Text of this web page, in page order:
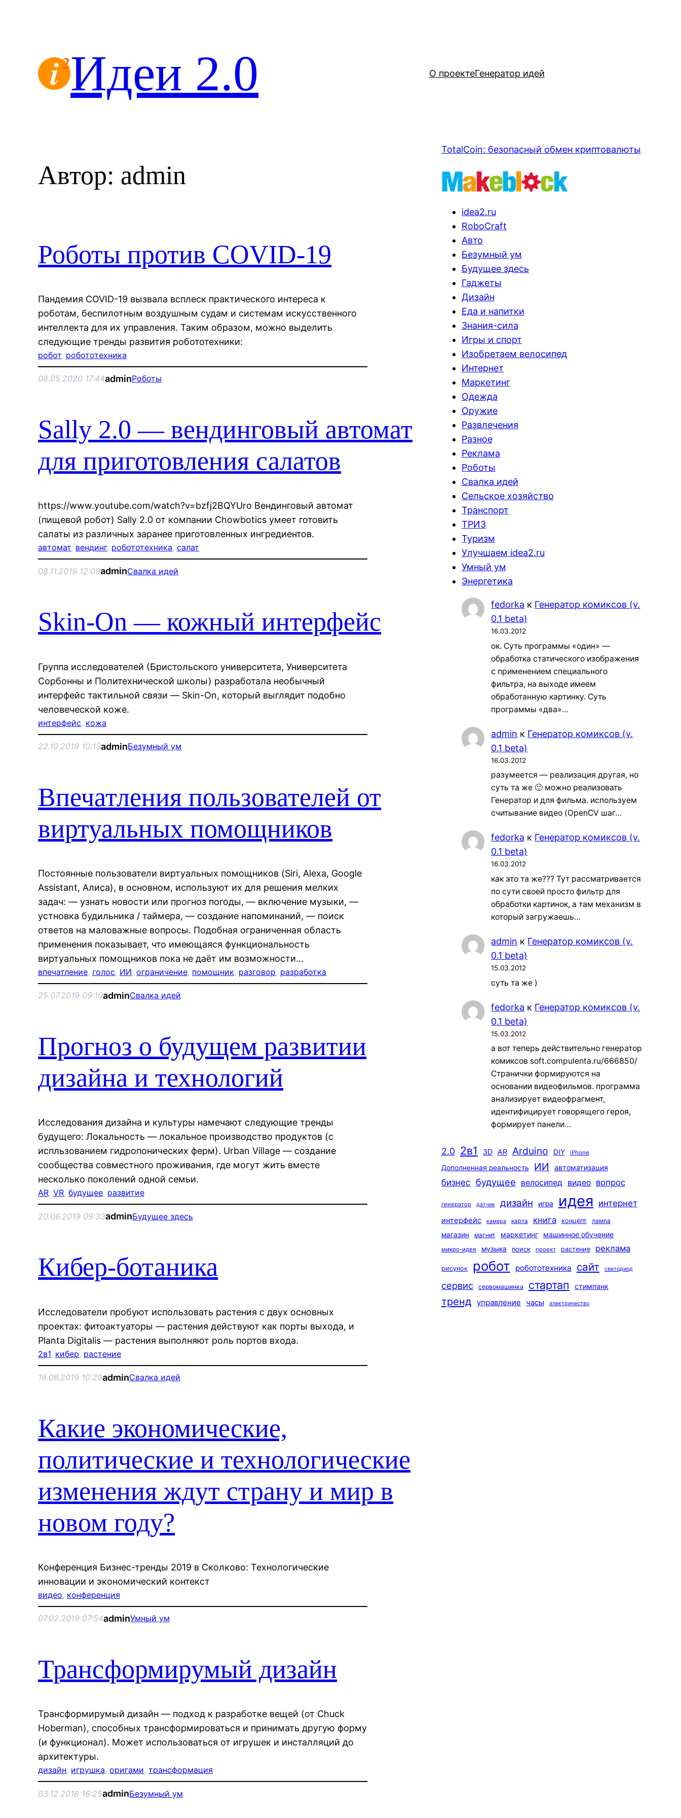
Идеи 2.0 О проектеГенератор идей
Автор: admin
Роботы против COVID-19
Пандемия COVID-19 вызвала всплеск практического интереса к
роботам, беспилотным воздушным судам и системам искусственного
интеллекта для их управления. Таким образом, можно выделить
следующие тренды развития робототехники:
робот, робототехника
08.05.2020 17:44adminРоботы
Sally 2.0 — вендинговый автомат
для приготовления салатов
https://www.youtube.com/watch?v=bzfj2BQYUro Вендинговый автомат
(пищевой робот) Sally 2.0 от компании Chowbotics умеет готовить
салаты из различных заранее приготовленных ингредиентов.
автомат, вендинг, робототехника, салат
08.11.2019 12:09adminСвалка идей
Skin-On — кожный интерфейс
Группа исследователей (Бристольского университета, Университета
Сорбонны и Политехнической школы) разработала необычный
интерфейс тактильной связи — Skin-On, который выглядит подобно
человеческой коже.
интерфейс, кожа
22.10.2019 10:13adminБезумный ум
Впечатления пользователей от
виртуальных помощников
Постоянные пользователи виртуальных помощников (Siri, Alexa, Google
Assistant, Алиса), в основном, используют их для решения мелких
задач: — узнать новости или прогноз погоды, — включение музыки, —
устновка будильника / таймера, — создание напоминаний, — поиск
ответов на маловажные вопросы. Подобная ограниченная область
применения показывает, что имеющаяся функциональность
виртуальных помощников пока не даёт им возможности…
впечатление, голос, ИИ, ограничение, помощник, разговор, разработка
25.07.2019 09:10adminСвалка идей
Прогноз о будущем развитии
дизайна и технологий
Исследования дизайна и культуры намечают следующие тренды
будущего: Локальность — локальное производство продуктов (с
испльзованием гидропонических ферм). Urban Village — создание
сообщества совместного проживания, где могут жить вместе
несколько поколений одной семьи.
AR, VR, будущее, развитие
20.06.2019 09:33adminБудущее здесь
Кибер-ботаника
Исследователи пробуют использовать растения с двух основных
проектах: фитоактуаторы — растения действуют как порты выхода, и
Planta Digitalis — растения выполняют роль портов входа.
2в1, кибер, растение
18.06.2019 10:29adminСвалка идей
Какие экономические,
политические и технологические
изменения ждут страну и мир в
новом году?
Конференция Бизнес-тренды 2019 в Сколково: Технологические
инновации и экономический контекст
видео, конференция
07.02.2019 07:54adminУмный ум
Трансформирумый дизайн
Трансформирумый дизайн — подход к разработке вещей (от Chuck
Hoberman), способных трансформироваться и принимать другую форму
(и функционал). Может использоваться от игрушек и инсталляций до
архитектуры.
дизайн, игрушка, оригами, трансформация
03.12.2018 16:25adminБезумный ум
TotalCoin: безопасный обмен криптовалюты
idea2.ru
RoboCraft
Авто
Безумный ум
Будущее здесь
Гаджеты
Дизайн
Еда и напитки
Знания-сила
Игры и спорт
Изобретаем велосипед
Интернет
Маркетинг
Одежда
Оружие
Развлечения
Разное
Реклама
Роботы
Свалка идей
Сельское хозяйство
Транспорт
ТРИЗ
Туризм
Улучшаем idea2.ru
Умный ум
Энергетика
fedorka к Генератор комиксов (v.
0.1 beta)
16.03.2012
ок. Суть программы «один» —
обработка статического изображения
с применением специального
фильтра, на выходе имеем
обработанную картинку. Суть
программы «два»…
admin к Генератор комиксов (v.
0.1 beta)
16.03.2012
разумеется — реализация другая, но
суть та же 🙂 можно реализовать
Генератор и для фильма. используем
считывание видео (OpenCV шаг…
fedorka к Генератор комиксов (v.
0.1 beta)
16.03.2012
как это та же??? Тут рассматривается
по сути своей просто фильтр для
обработки картинок, а там механизм в
который загружаешь…
admin к Генератор комиксов (v.
0.1 beta)
15.03.2012
суть та же )
fedorka к Генератор комиксов (v.
0.1 beta)
15.03.2012
а вот теперь действительно генератор
комиксов soft.compulenta.ru/666850/
Странички формируются на
основании видеофильмов. программа
анализирует видеофрагмент,
идентифицирует говорящего героя,
формирует панели…
2.0 2в1 3D AR Arduino DIY iPhone
Дополненная реальность ИИ автоматизация
бизнес будущее велосипед видео вопрос
генератор датчик дизайн игра идея интернет
интерфейс камера карта книга концепт лампа
магазин магнит маркетинг машинное обучение
микро-идея музыка поиск проект растение реклама
рисунок робот робототехника сайт светодиод
сервис сервомашинка стартап стимпанк
тренд управление часы электричество